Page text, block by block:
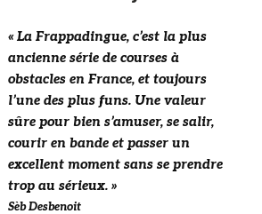
« La Frappadingue, c’est la plus
ancienne série de courses à
obstacles en France, et toujours
l’une des plus funs. Une valeur
sûre pour bien s’amuser, se salir,
courir en bande et passer un
excellent moment sans se prendre
trop au sérieux. »
Sèb Desbenoit